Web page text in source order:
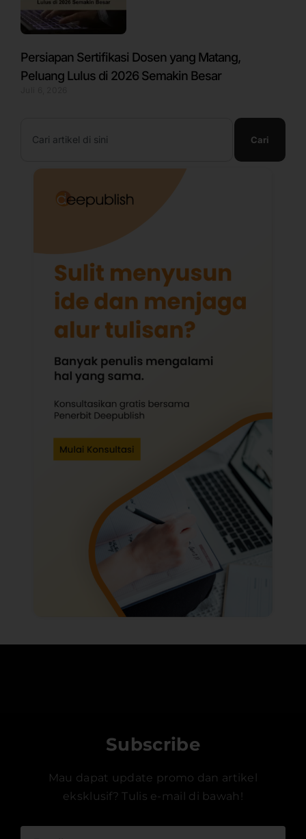
Persiapan Sertifikasi Dosen yang Matang,
Peluang Lulus di 2026 Semakin Besar
Cari
Subscribe
Mau dapat update promo dan artikel
eksklusif? Tulis e-mail di bawah!